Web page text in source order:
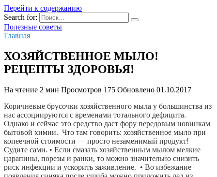
Перейти к содержанию
Search for:
Полезные советы
Главная
ХОЗЯЙСТВЕННОЕ МЫЛО!
РЕЦЕПТЫ ЗДОРОВЬЯ!
На чтение 2 мин Просмотров 175 Обновлено 01.10.2017
Коричневые брусочки хозяйственного мыла у большинства из
нас ассоциируются с временами тотального дефицита.
Однако и сейчас это средство даст фору передовым новинкам
бытовой химии.  Что там говорить: хозяйственное мыло при
копеечной стоимости — просто незаменимый продукт!
Судите сами. • Если смазать хозяйственным мылом мелкие
царапины, порезы и ранки, то можно значительно снизить
риск инфекции и ускорить заживление. • Во избежание